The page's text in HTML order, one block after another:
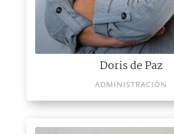
Doris de Paz
ADMINISTRACIÓN